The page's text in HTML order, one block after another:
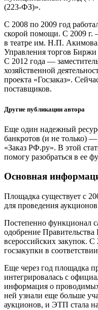
(223-ФЗ)».
С 2008 по 2009 год
скорой помощи. С 2009 г.
в театре им. Н.П.
Управления торгов
С 2012 года —
хозяйственной
проекта «Госзаказ».
поставщиков.
Другие публикации автора
Еще один надежный
банкротов (и не только) —
«Заказ РФ.ру». В этой
помогу разобраться в ее
Основная
Площадка существует с
для проведения
Постепенно функционал
одобрение
всероссийских закупок. С
госзакупки в
Еще через год площадка
интегрировалась с
информация о
ней узнали еще больше
аукционов, и ЭТП стала